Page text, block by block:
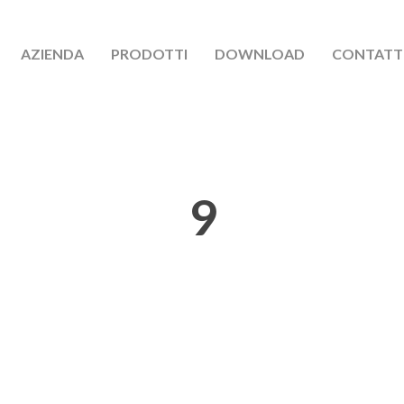
AZIENDA PRODOTTI DOWNLOAD
9